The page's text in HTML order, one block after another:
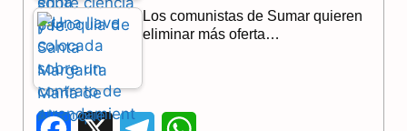
Los comunistas de Sumar quieren
eliminar más oferta…